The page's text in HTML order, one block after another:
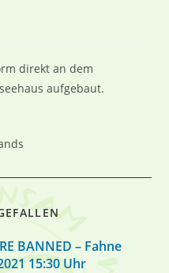
direkt an dem
aufgebaut.
BANNED – Fahne
15:30 Uhr